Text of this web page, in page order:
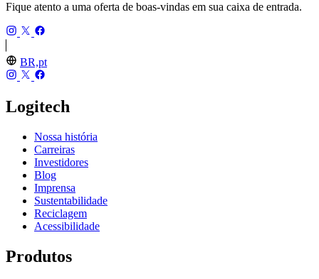
Fique atento a uma oferta de boas-vindas em sua caixa de entrada.
BR,pt
Logitech
Nossa história
Carreiras
Investidores
Blog
Imprensa
Sustentabilidade
Reciclagem
Acessibilidade
Produtos